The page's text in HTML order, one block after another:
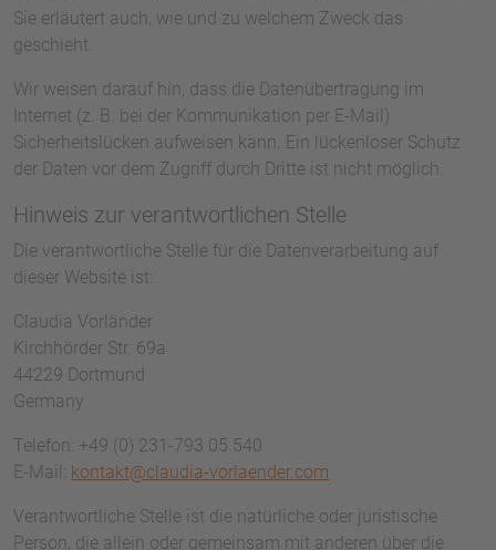
Sie erläutert auch, wie und zu welchem Zweck das
geschieht.
Wir weisen darauf hin, dass die Datenübertragung im
Internet (z. B. bei der Kommunikation per E-Mail)
Sicherheitslücken aufweisen kann. Ein lückenloser Schutz
der Daten vor dem Zugriff durch Dritte ist nicht möglich.
Hinweis zur verantwortlichen Stelle
Die verantwortliche Stelle für die Datenverarbeitung auf
dieser Website ist:
Claudia Vorländer
Kirchhörder Str. 69a
44229 Dortmund
Germany
Telefon: +49 (0) 231-793 05 540
E-Mail: kontakt@claudia-vorlaender.com
Verantwortliche Stelle ist die natürliche oder juristische
Person, die allein oder gemeinsam mit anderen über die